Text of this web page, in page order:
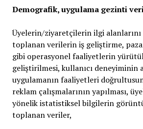
Demografik, uygulama gezinti
Üyelerin/ziyaretçilerin ilgi alanlarını
toplanan verilerin iş geliştirme,
gibi operasyonel faaliyetlerin
geliştirilmesi, kullanıcı deneyiminin
uygulamanın faaliyetleri
reklam çalışmalarının yapılması,
yönelik istatistiksel bilgilerin
toplanan veriler,